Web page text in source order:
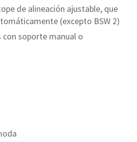
de alineación ajustable, que
(excepto BSW 2)
con soporte manual o